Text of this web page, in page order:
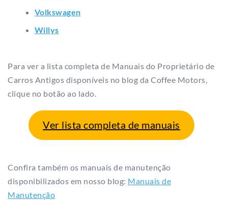
Volkswagen
Willys
Para ver a lista completa de Manuais do Proprietário de
Carros Antigos disponíveis no blog da Coffee Motors,
clique no botão ao lado.
Ver lista completa de manuais
Confira também os manuais de manutenção
disponibilizados em nosso blog: Manuais de
Manutenção